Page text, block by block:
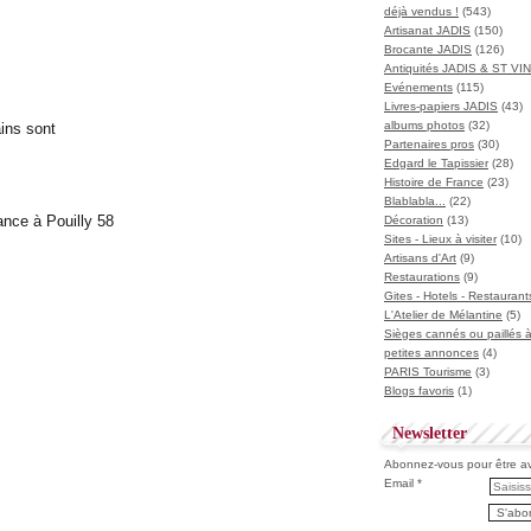
sont
déjà vendus ! (543)
Artisanat JADIS (150)
Brocante JADIS (126)
Antiquités JADIS & ST
Evénements (115)
Livres-papiers JADIS (43)
albums photos (32)
Partenaires pros (30)
Edgard le Tapissier(28)
Histoire de France (23)
Blablabla...
(22)
Décoration (13)
Sites - Lieux à visiter(10)
Artisans d'Art (9)
Restaurations (9)
Gites - Hotels -
L'Atelier de Mélantine (5)
Sièges cannés ou paillés
petites annonces (4)
PARIS Tourisme (3)
Blogs favoris (1)
Newsletter
Abonnez-vous pour être
Email